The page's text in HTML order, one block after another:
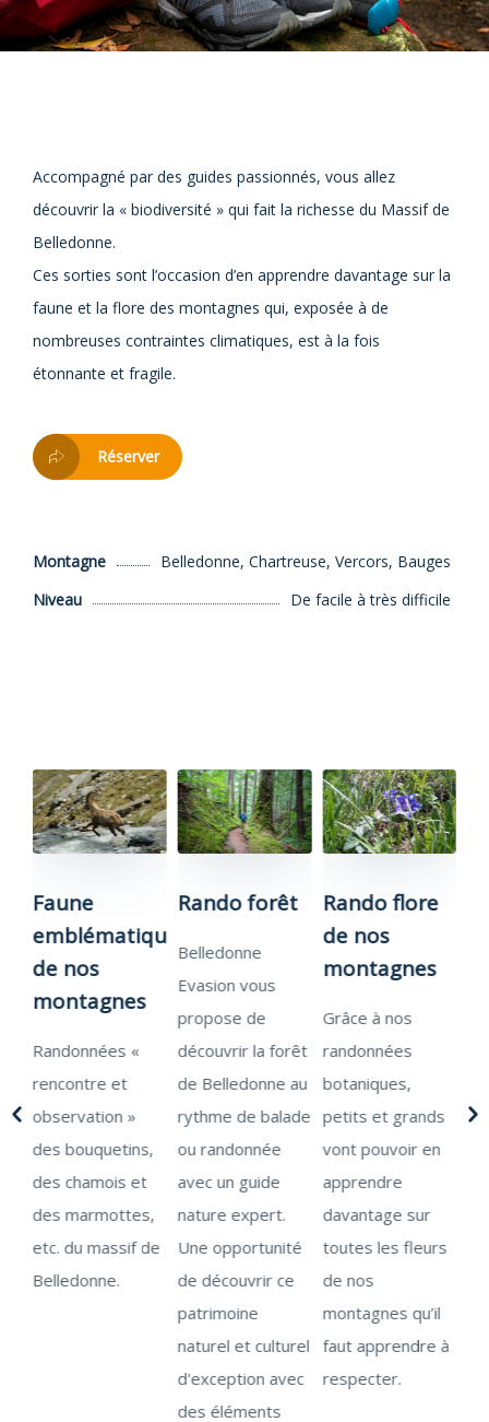
Accompagné par des guides passionnés, vous allez
découvrir la « biodiversité » qui fait la richesse du Massif de
Belledonne.
Ces sorties sont l’occasion d’en apprendre davantage sur la
faune et la flore des montagnes qui, exposée à de
nombreuses contraintes climatiques, est à la fois
étonnante et fragile.
Réserver
Montagne
Belledonne, Chartreuse, Vercors, Bauges
Niveau
De facile à très difficile
le
Faune
emblématique
de nos
montagnes
Randonnées «
rencontre et
observation »
des bouquetins,
des chamois et
des marmottes,
etc. du massif de
Belledonne.
Rando forêt
Belledonne
Evasion vous
propose de
découvrir la forêt
de Belledonne au
rythme de balade
ou randonnée
avec un guide
nature expert.
Une opportunité
de découvrir ce
patrimoine
naturel et culturel
d'exception avec
des éléments
Rando flore
de nos
montagnes
Grâce à nos
randonnées
botaniques,
petits et grands
vont pouvoir en
apprendre
davantage sur
toutes les fleurs
de nos
montagnes qu’il
faut apprendre à
respecter.